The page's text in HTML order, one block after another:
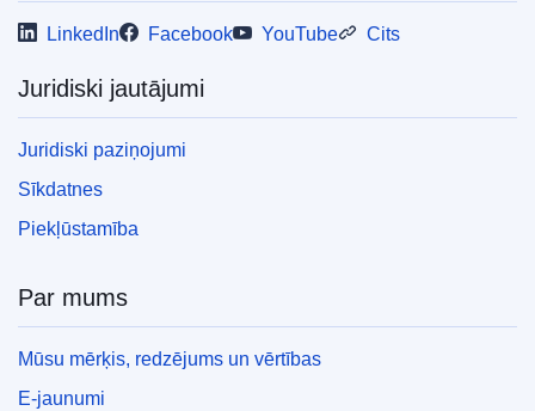
LinkedIn Facebook YouTube Cits
Juridiski jautājumi
Juridiski paziņojumi
Sīkdatnes
Piekļūstamība
Par mums
Mūsu mērķis, redzējums un vērtības
E-jaunumi